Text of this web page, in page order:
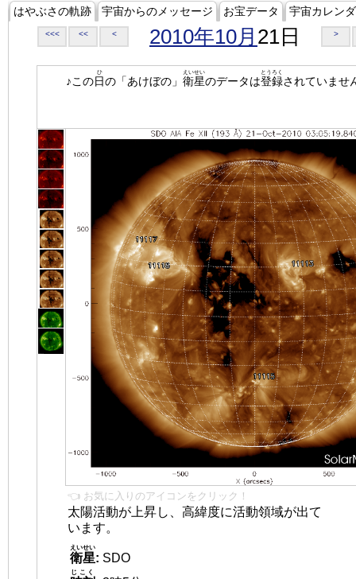
はやぶさの軌跡 宇宙からのメッセージ お宝データ 宇宙カレン
<<< << < 2010年10月 21日 >
♪この日
ひ
の「あけぼの」 衛星
えいせい
のデータは登録
とうろく
されていませ
👈 お気に入りのアイコンをクリック！
太陽活動が上昇し、高緯度に活動領域が出て
います。
衛星
えいせい
: SDO
じこく